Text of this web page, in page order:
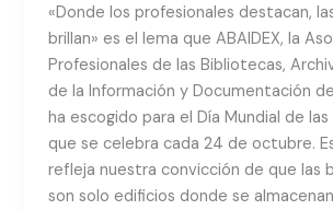
«Donde los profesionales destacan,
brillan» es el lema que ABAIDEX, la
Profesionales de las Bibliotecas,
de la Información y Documentación
ha escogido para el Día Mundial de
que se celebra cada 24 de octubre.
refleja nuestra convicción de que las
son solo edificios donde se